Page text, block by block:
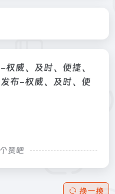
威、及时、便捷、
布-权威、及时、便
赞吧
换一换